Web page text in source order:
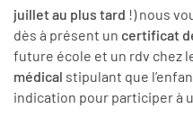
juillet au plus tard !) nous
dès à présent un certificat
future école et un rdv chez
médical stipulant que
indication pour participer à